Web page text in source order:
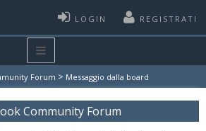
LOGIN REGISTRATI
Forum > Messaggio dalla board
Community Forum